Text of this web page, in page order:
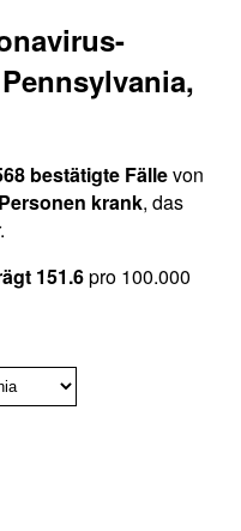
bestätigte Fällevon
krank, das
151.6pro 100.000